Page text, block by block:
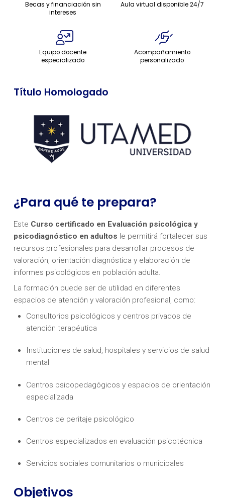
Becas y financiación sin
intereses
Aula virtual disponible 24/7
Equipo docente
especializado
Acompañamiento
personalizado
Título Homologado
¿Para qué te prepara?
Este Curso certificado en Evaluación psicológica y
psicodiagnóstico en adultos le permitirá fortalecer sus
recursos profesionales para desarrollar procesos de
valoración, orientación diagnóstica y elaboración de
informes psicológicos en población adulta.
La formación puede ser de utilidad en diferentes
espacios de atención y valoración profesional, como:
Consultorios psicológicos y centros privados de
atención terapéutica
Instituciones de salud, hospitales y servicios de salud
mental
Centros psicopedagógicos y espacios de orientación
especializada
Centros de peritaje psicológico
Centros especializados en evaluación psicotécnica
Servicios sociales comunitarios o municipales
Objetivos